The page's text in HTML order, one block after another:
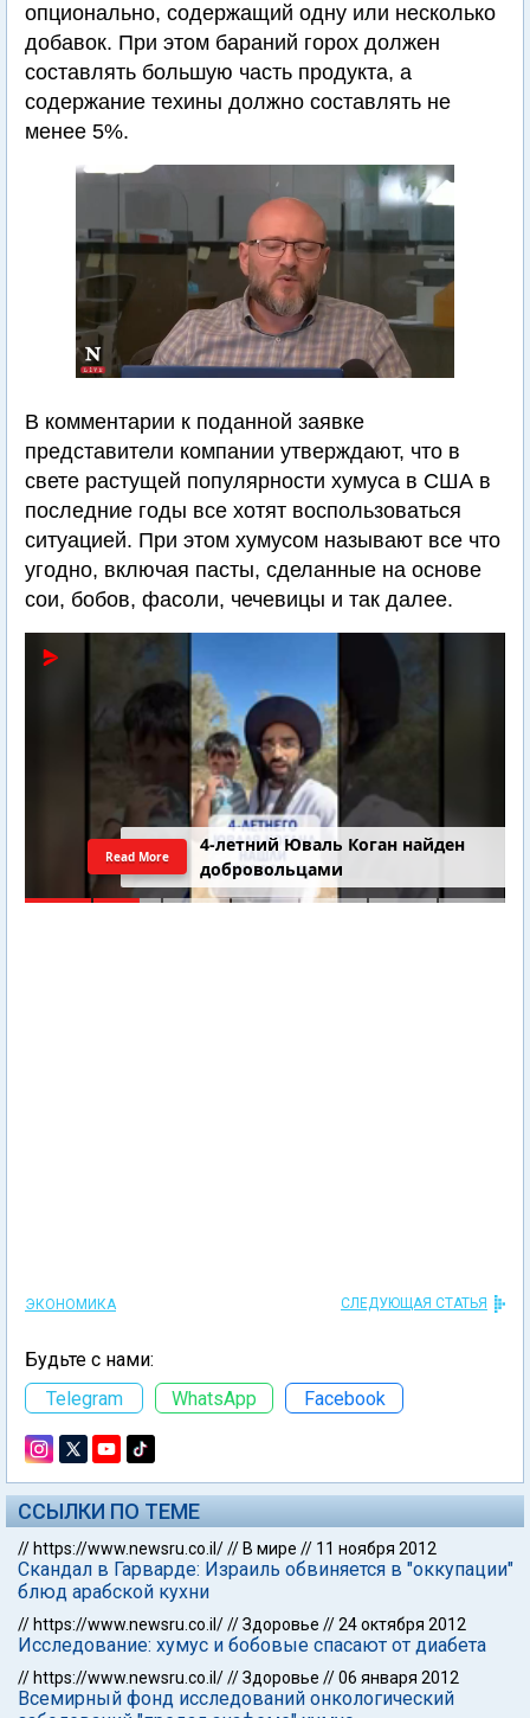
опционально, содержащий одну или несколько
добавок. При этом бараний горох должен
составлять большую часть продукта, а
содержание техины должно составлять не
менее 5%.
В комментарии к поданной заявке
представители компании утверждают, что в
свете растущей популярности хумуса в США в
последние годы все хотят воспользоваться
ситуацией. При этом хумусом называют все что
угодно, включая пасты, сделанные на основе
сои, бобов, фасоли, чечевицы и так далее.
4-летний Юваль Коган найден
добровольцами
Read More
ЭКОНОМИКА СЛЕДУЮЩАЯ СТАТЬЯ
Будьте с нами:
Telegram
WhatsApp Facebook
ССЫЛКИ ПО ТЕМЕ
// https://www.newsru.co.il/// В мире // 11 ноября 2012
Скандал в Гарварде: Израиль обвиняется в "оккупации"
блюд арабской кухни
// https://www.newsru.co.il///Здоровье //24 октября 2012
Исследование: хумус и бобовые спасают от диабета
// https://www.newsru.co.il///Здоровье //06 января 2012
Всемирный фонд исследований онкологический